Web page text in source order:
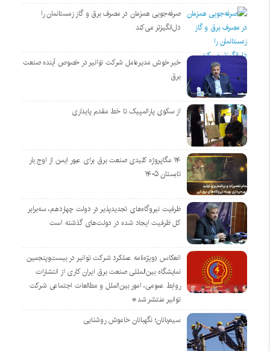
صرفه‌جویی همزمان در مصرف برق و گاز زمستانمان را
دل‌انگیزتر می‌کند
خبر خوش مدیرعامل شرکت توانیر در خصوص آینده صنعت
برق
از سکوی پارالمپیک تا خط مقدم پایداری
۱۴ مگاپروژه‌ کلیدی صنعت برق برای عبور ایمن از اوج بار
تابستان ۱۴۰۵
ظرفیت نیروگاه‌های تجدیدپذیر در دولت چهاردهم، سه‌برابر
کل ظرفیت ایجاد شده در دولت‌های گذشته است
انعکاس (ویژه‌نامه عملکرد شرکت توانیر در بیست‌وپنجمین
نمایشگاه بین‌المللی صنعت برق ایران کاری از انتشارات
روابط عمومی، امور بین‌الملل و مطالعات اجتماعی شرکت
توانیر منتشر شد*
سیم‌بانان؛ نگهبانان خاموش روشنایی